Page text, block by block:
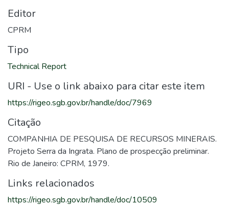
Editor
CPRM
Tipo
Technical Report
URI - Use o link abaixo para citar este item
https://rigeo.sgb.gov.br/handle/doc/7969
Citação
COMPANHIA DE PESQUISA DE RECURSOS MINERAIS.
Projeto Serra da Ingrata. Plano de prospecção preliminar.
Rio de Janeiro: CPRM, 1979.
Links relacionados
https://rigeo.sgb.gov.br/handle/doc/10509